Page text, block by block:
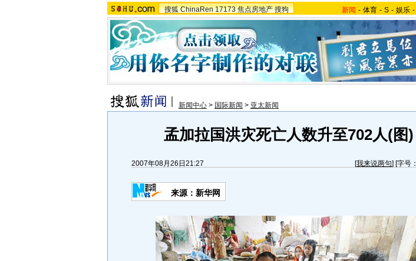
搜狐 ChinaRen 17173 焦点房地产 搜狗 新闻 - 体育 - S - 娱乐 -
新闻中心 > 国际新闻 > 亚太新闻
孟加拉国洪灾死亡人数升至702人(图)
2007年08月26日21:27 [我来说两句] [字号：
来源：新华网